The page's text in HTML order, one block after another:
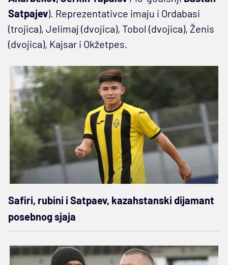
Satpajev). Reprezentativce imaju i Ordabasi
(trojica), Jelimaj (dvojica), Tobol (dvojica), Ženis
(dvojica), Kajsar i Okžetpes.
Safiri, rubini i Satpaev, kazahstanski dijamant
posebnog sjaja